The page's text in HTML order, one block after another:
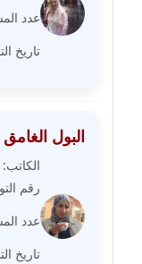
مدونة علي
عاملة
مدونة عماد
مدونة عمرو
عاملة
عدد
تاريخ
البول
الكاتب:
رقم
عدد
تاريخ